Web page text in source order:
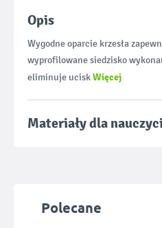
Opis
Wygodne oparcie krzesła
wyprofilowane siedzisko
eliminuje uciskWięcej
Materiały dla
Pomiń galerię produktów
Polecane